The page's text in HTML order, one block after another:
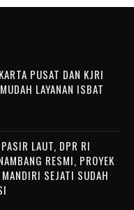
PUSAT DAN KJRI
LAYANAN ISBAT
LAUT, DPR RI
RESMI, PROYEK
SEJATI SUDAH